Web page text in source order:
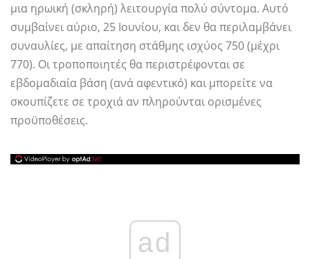
μια ηρωική (σκληρή) λειτουργία πολύ σύντομα. Αυτό
συμβαίνει αύριο, 25 Ιουνίου, και δεν θα περιλαμβάνει
συναυλίες, με απαίτηση στάθμης ισχύος 750 (μέχρι
770). Οι τροποποιητές θα περιστρέφονται σε
εβδομαδιαία βάση (ανά αφεντικό) και μπορείτε να
σκουπίζετε σε τροχιά αν πληρούνται ορισμένες
προϋποθέσεις.
ad